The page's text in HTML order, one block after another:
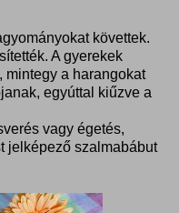
követtek.
A gyerekek
mintegy a harangokat
egyúttal kiűzve a
vagy égetés,
jelképező szalmabábut